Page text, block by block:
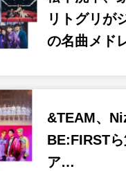
リトグリが
の名曲メド
&TEAM、
BE:FIRST
ア…